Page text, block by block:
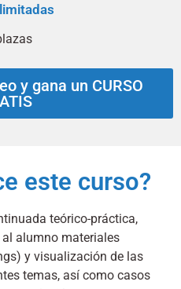
y gana un CURSO
este curso?
teórico-práctica,
alumno materiales
y visualización de las
temas, así como casos